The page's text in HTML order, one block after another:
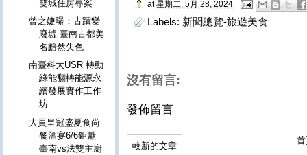
at 星期二, 5月 28, 2024
Labels: 新聞總覽-旅遊美食
沒有留言:
發佈留言
較新的文章
雙城住房專案
曾之婕曝：古蹟變
廢墟 臺南古都美
名黯然失色
南臺科大USR 轉動
綠能翻轉能源永
續發展實作工作
坊
大員皇冠盛夏食尚
餐酒宴6/6鉅獻
臺南vs法雙主廚